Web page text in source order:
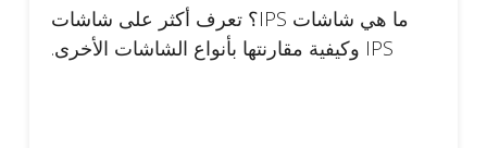
ما هي شاشات IPS؟ تعرف أكثر على شاشات
IPS وكيفية مقارنتها بأنواع الشاشات الأخرى.